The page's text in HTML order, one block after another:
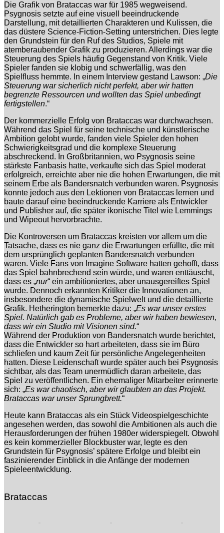
Die Grafik von Brataccas war für 1985 wegweisend.
Psygnosis setzte auf eine visuell beeindruckende
Darstellung, mit detaillierten Charakteren und Kulissen, die
das düstere Science-Fiction-Setting unterstrichen. Dies legte
den Grundstein für den Ruf des Studios, Spiele mit
atemberaubender Grafik zu produzieren. Allerdings war die
Steuerung des Spiels häufig Gegenstand von Kritik. Viele
Spieler fanden sie klobig und schwerfällig, was den
Spielfluss hemmte. In einem Interview gestand Lawson: „Die
Steuerung war sicherlich nicht perfekt, aber wir hatten
begrenzte Ressourcen und wollten das Spiel unbedingt
fertigstellen.“
Der kommerzielle Erfolg von Brataccas war durchwachsen.
Während das Spiel für seine technische und künstlerische
Ambition gelobt wurde, fanden viele Spieler den hohen
Schwierigkeitsgrad und die komplexe Steuerung
abschreckend. In Großbritannien, wo Psygnosis seine
stärkste Fanbasis hatte, verkaufte sich das Spiel moderat
erfolgreich, erreichte aber nie die hohen Erwartungen, die mit
seinem Erbe als Bandersnatch verbunden waren. Psygnosis
konnte jedoch aus den Lektionen von Brataccas lernen und
baute darauf eine beeindruckende Karriere als Entwickler
und Publisher auf, die später ikonische Titel wie Lemmings
und Wipeout hervorbrachte.
Die Kontroversen um Brataccas kreisten vor allem um die
Tatsache, dass es nie ganz die Erwartungen erfüllte, die mit
dem ursprünglich geplanten Bandersnatch verbunden
waren. Viele Fans von Imagine Software hatten gehofft, dass
das Spiel bahnbrechend sein würde, und waren enttäuscht,
dass es „nur“ ein ambitioniertes, aber unausgereiftes Spiel
wurde. Dennoch erkannten Kritiker die Innovationen an,
insbesondere die dynamische Spielwelt und die detaillierte
Grafik. Hetherington bemerkte dazu: „Es war unser erstes
Spiel. Natürlich gab es Probleme, aber wir haben bewiesen,
dass wir ein Studio mit Visionen sind.“
Während der Produktion von Bandersnatch wurde berichtet,
dass die Entwickler so hart arbeiteten, dass sie im Büro
schliefen und kaum Zeit für persönliche Angelegenheiten
hatten. Diese Leidenschaft wurde später auch bei Psygnosis
sichtbar, als das Team unermüdlich daran arbeitete, das
Spiel zu veröffentlichen. Ein ehemaliger Mitarbeiter erinnerte
sich: „Es war chaotisch, aber wir glaubten an das Projekt.
Brataccas war unser Sprungbrett.“
Heute kann Brataccas als ein Stück Videospielgeschichte
angesehen werden, das sowohl die Ambitionen als auch die
Herausforderungen der frühen 1980er widerspiegelt. Obwohl
es kein kommerzieller Blockbuster war, legte es den
Grundstein für Psygnosis’ spätere Erfolge und bleibt ein
faszinierender Einblick in die Anfänge der modernen
Spieleentwicklung.
Brataccas